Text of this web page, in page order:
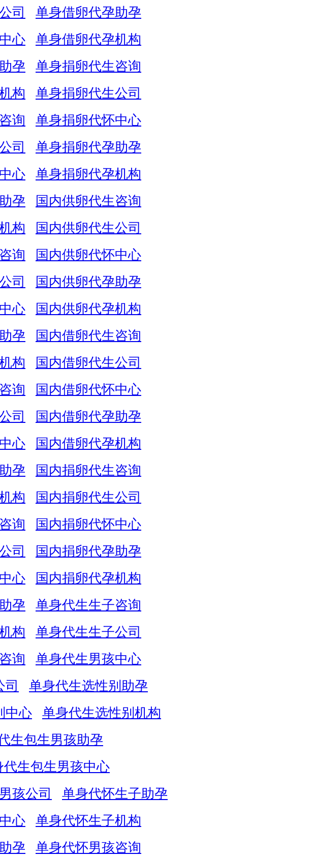
司
单身借卵代孕助孕
心
单身借卵代孕机构
孕
单身捐卵代生咨询
构
单身捐卵代生公司
询
单身捐卵代怀中心
司
单身捐卵代孕助孕
心
单身捐卵代孕机构
孕
国内供卵代生咨询
构
国内供卵代生公司
询
国内供卵代怀中心
司
国内供卵代孕助孕
心
国内供卵代孕机构
孕
国内借卵代生咨询
构
国内借卵代生公司
询
国内借卵代怀中心
司
国内借卵代孕助孕
心
国内借卵代孕机构
孕
国内捐卵代生咨询
构
国内捐卵代生公司
询
国内捐卵代怀中心
司
国内捐卵代孕助孕
心
国内捐卵代孕机构
孕
单身代生生子咨询
构
单身代生生子公司
询
单身代生男孩中心
司
单身代生选性别助孕
中心
单身代生选性别机构
生包生男孩助孕
代生包生男孩中心
孩公司
单身代怀生子助孕
心
单身代怀生子机构
孕 单身代怀男孩咨询